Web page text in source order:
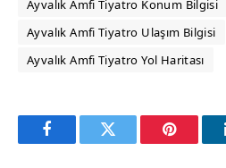
Ayvalık Amfi Tiyatro Konum Bilgisi
Ayvalık Amfi Tiyatro Ulaşım Bilgisi
Ayvalık Amfi Tiyatro Yol Haritası
FacebookTwitter Pinterest